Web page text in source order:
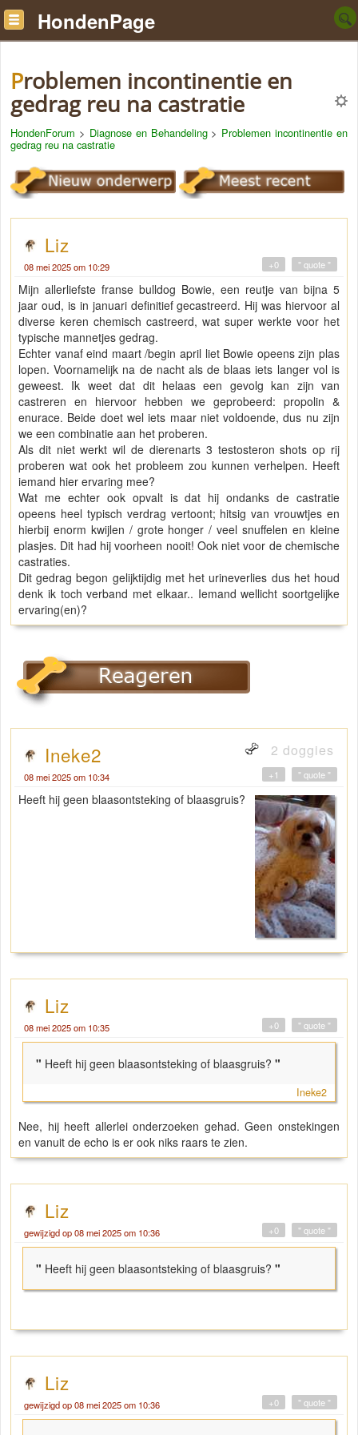
HondenPage
Problemen incontinentie en
gedrag reu na castratie
HondenForum > Diagnose en Behandeling> Problemen incontinentie en
gedrag reu na castratie
Liz
08 mei 2025 om 10:29 " quote "
+0
Mijn allerliefste franse bulldog Bowie, een reutje van bijna 5
jaar oud, is in januari definitief gecastreerd. Hij was hiervoor al
diverse keren chemisch castreerd, wat super werkte voor het
typische mannetjes gedrag.
Echter vanaf eind maart /begin april liet Bowie opeens zijn plas
lopen. Voornamelijk na de nacht als de blaas iets langer vol is
geweest. Ik weet dat dit helaas een gevolg kan zijn van
castreren en hiervoor hebben we geprobeerd: propolin &
enurace. Beide doet wel iets maar niet voldoende, dus nu zijn
we een combinatie aan het proberen.
Als dit niet werkt wil de dierenarts 3 testosteron shots op rij
proberen wat ook het probleem zou kunnen verhelpen. Heeft
iemand hier ervaring mee?
Wat me echter ook opvalt is dat hij ondanks de castratie
opeens heel typisch verdrag vertoont; hitsig van vrouwtjes en
hierbij enorm kwijlen / grote honger / veel snuffelen en kleine
plasjes. Dit had hij voorheen nooit! Ook niet voor de chemische
castraties.
Dit gedrag begon gelijktijdig met het urineverlies dus het houd
denk ik toch verband met elkaar.. Iemand wellicht soortgelijke
ervaring(en)?
Ineke2 2 doggies
08 mei 2025 om 10:34 " quote "
+1
Heeft hij geen blaasontsteking of blaasgruis?
Liz
08 mei 2025 om 10:35 " quote "
+0
" Heeft hij geen blaasontsteking of blaasgruis? "
Ineke2
Nee, hij heeft allerlei onderzoeken gehad. Geen onstekingen
en vanuit de echo is er ook niks raars te zien.
Liz
gewijzigd op 08 mei 2025 om 10:36 " quote "
+0
" Heeft hij geen blaasontsteking of blaasgruis? "
Liz
gewijzigd op 08 mei 2025 om 10:36 " quote "
+0